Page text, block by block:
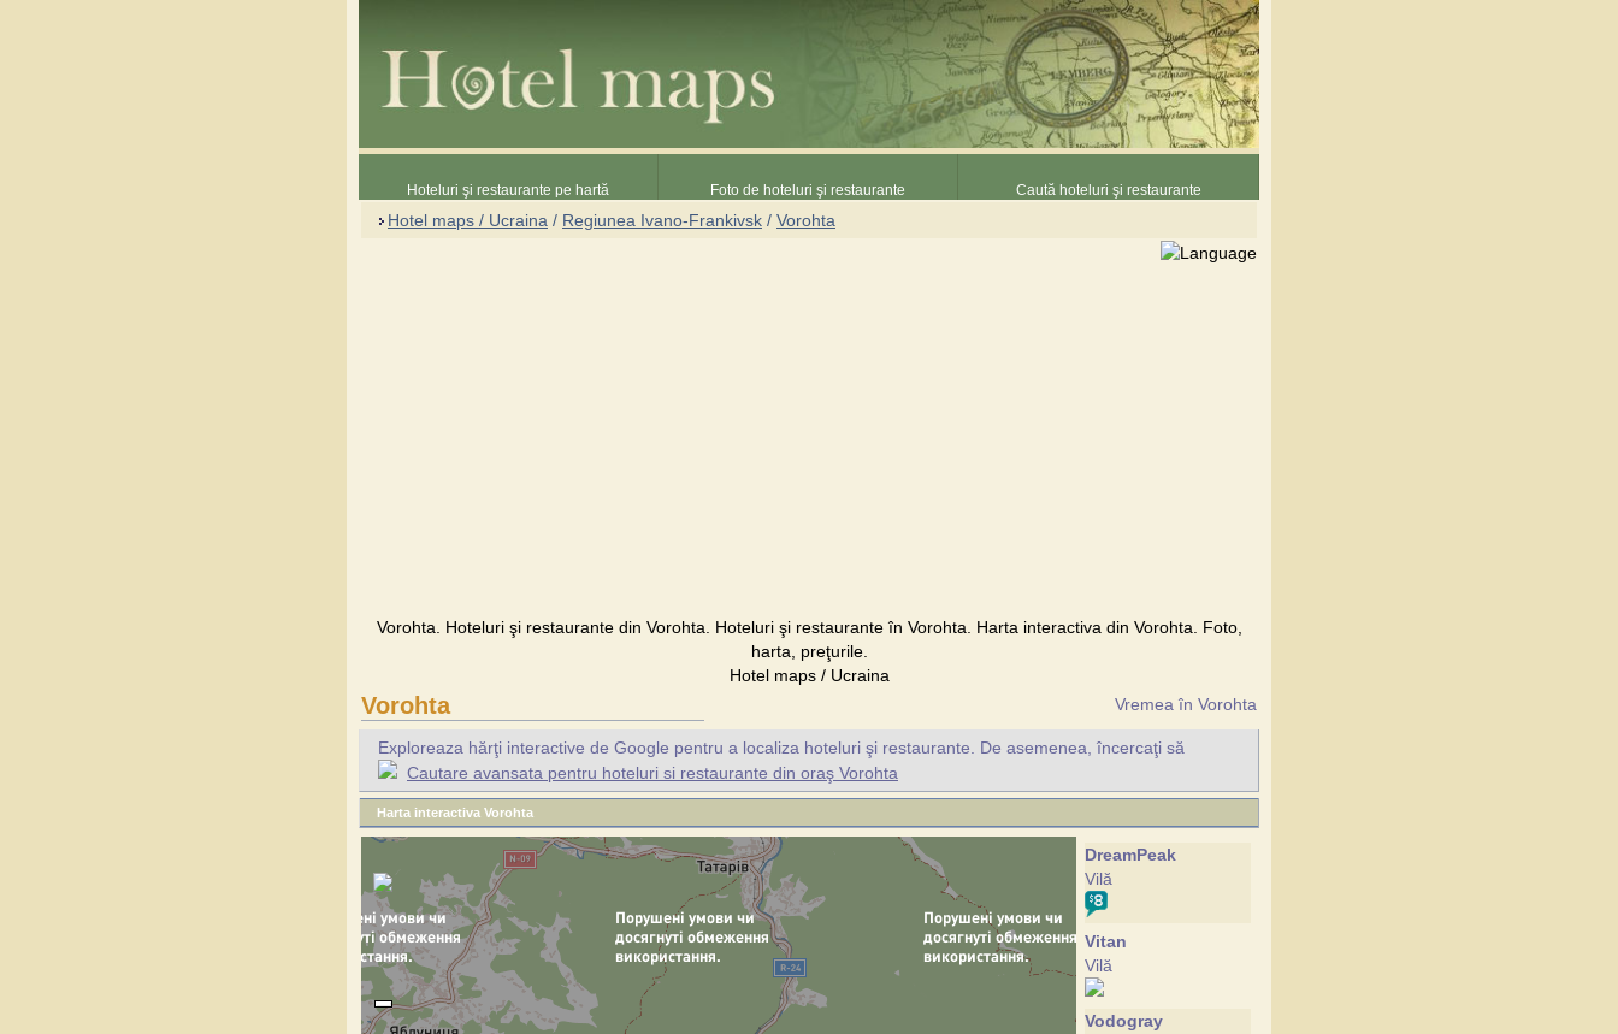
Hoteluri şi restaurante pe hartă Foto de hoteluri şi restaurante Caută hoteluri şi restaurante
Hotel maps / Ucraina / Regiunea Ivano-Frankivsk / Vorohta
Vorohta. Hoteluri şi restaurante din Vorohta. Hoteluri şi restaurante în Vorohta. Harta interactiva din Vorohta. Foto,
harta, preţurile.
Hotel maps / Ucraina
Vorohta Vremea în Vorohta
Exploreaza hărţi interactive de Google pentru a localiza hoteluri şi restaurante. De asemenea, încercaţi să
Cautare avansata pentru hoteluri si restaurante din oraş Vorohta
Harta interactiva Vorohta
DreamPeak
Vilă
Vitan
Vilă
Vodogray